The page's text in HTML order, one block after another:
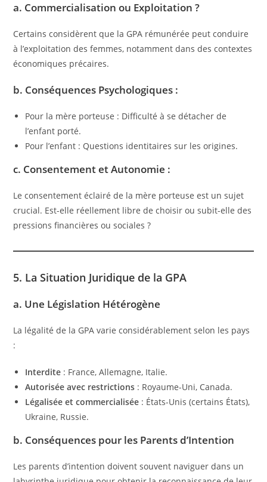
a. Commercialisation ou Exploitation ?
Certains considèrent que la GPA rémunérée peut conduire
à l’exploitation des femmes, notamment dans des contextes
économiques précaires.
b. Conséquences Psychologiques :
Pour la mère porteuse : Difficulté à se détacher de
l’enfant porté.
Pour l’enfant : Questions identitaires sur les origines.
c. Consentement et Autonomie :
Le consentement éclairé de la mère porteuse est un sujet
crucial. Est-elle réellement libre de choisir ou subit-elle des
pressions financières ou sociales ?
5. La Situation Juridique de la GPA
a. Une Législation Hétérogène
La légalité de la GPA varie considérablement selon les pays
:
Interdite : France, Allemagne, Italie.
Autorisée avec restrictions : Royaume-Uni, Canada.
Légalisée et commercialisée : États-Unis (certains États),
Ukraine, Russie.
b. Conséquences pour les Parents d’Intention
Les parents d’intention doivent souvent naviguer dans un